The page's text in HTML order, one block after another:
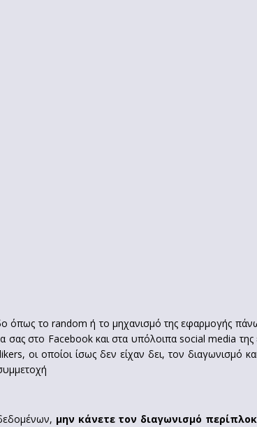
το random ή το μηχανισμό της εφαρμογής
στο Facebook και στα υπόλοιπα social media της
οι οποίοι ίσως δεν είχαν δει, τον διαγωνισμό
μην κάνετε τον διαγωνισμό